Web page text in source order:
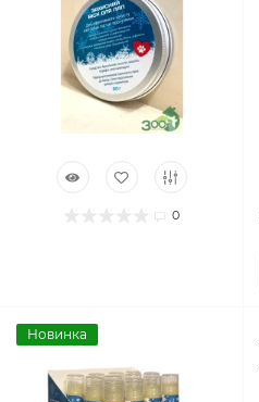
0
Новинка